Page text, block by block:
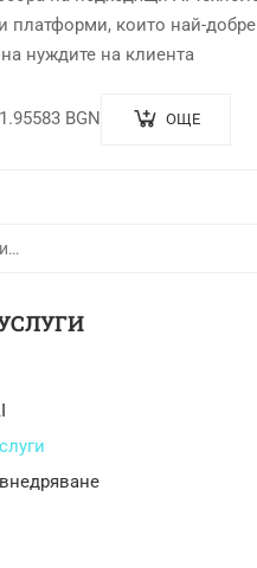
платформи, които най-добре
нуждите на клиента
BGN ОЩЕ